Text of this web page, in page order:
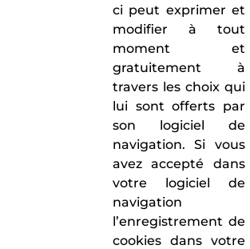
ci peut exprimer et
modifier à tout
moment et
gratuitement à
travers les choix qui
lui sont offerts par
son logiciel de
navigation. Si vous
avez accepté dans
votre logiciel de
navigation
l’enregistrement de
cookies dans votre